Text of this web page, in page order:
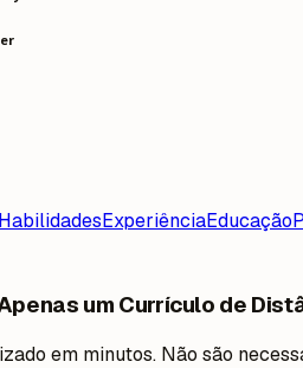
HabilidadesExperiênciaEducação
um Currículo de
em minutos. Não são